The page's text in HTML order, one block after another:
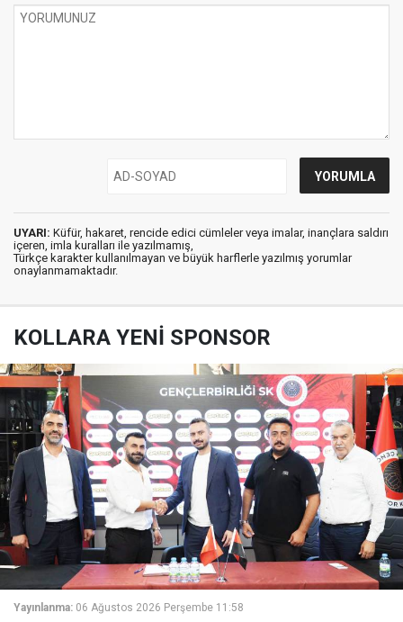
UYARI: Küfür, hakaret, rencide edici cümleler veya imalar, inançlara saldırı
içeren, imla kuralları ile yazılmamış,
Türkçe karakter kullanılmayan ve büyük harflerle yazılmış yorumlar
onaylanmamaktadır.
KOLLARA YENİ SPONSOR
Yayınlanma: 06 Ağustos 2026 Perşembe 11:58